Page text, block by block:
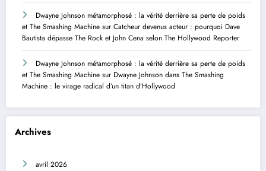
Dwayne Johnson métamorphosé : la vérité derrière sa perte de poids
et The Smashing Machine sur Catcheur devenus acteur : pourquoi Dave
Bautista dépasse The Rock et John Cena selon The Hollywood Reporter
Dwayne Johnson métamorphosé : la vérité derrière sa perte de poids
et The Smashing Machine sur Dwayne Johnson dans The Smashing
Machine : le virage radical d’un titan d’Hollywood
Archives
avril 2026